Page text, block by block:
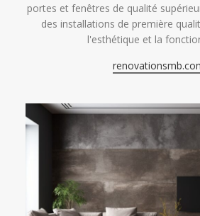
portes et fenêtres de qualité
des installations de première
l'esthétique et la